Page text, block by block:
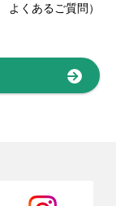
よくあるご質問）